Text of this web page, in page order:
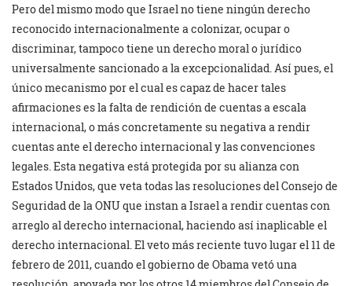
Pero del mismo modo que Israel no tiene ningún derecho
reconocido internacionalmente a colonizar, ocupar o
discriminar, tampoco tiene un derecho moral o jurídico
universalmente sancionado a la excepcionalidad. Así pues, el
único mecanismo por el cual es capaz de hacer tales
afirmaciones es la falta de rendición de cuentas a escala
internacional, o más concretamente su negativa a rendir
cuentas ante el derecho internacional y las convenciones
legales. Esta negativa está protegida por su alianza con
Estados Unidos, que veta todas las resoluciones del Consejo de
Seguridad de la ONU que instan a Israel a rendir cuentas con
arreglo al derecho internacional, haciendo así inaplicable el
derecho internacional. El veto más reciente tuvo lugar el 11 de
febrero de 2011, cuando el gobierno de Obama vetó una